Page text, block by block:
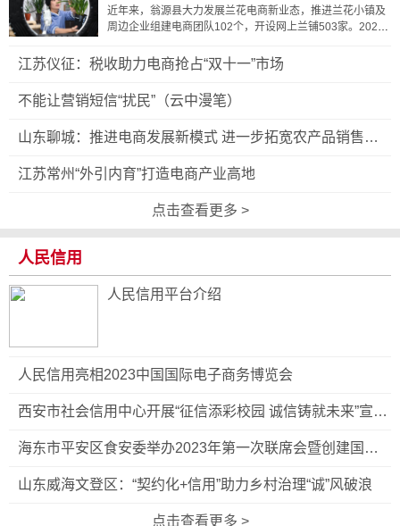
近年来，翁源县大力发展兰花电商新业态，推进兰花小镇及
周边企业组建电商团队102个，开设网上兰铺503家。2020
江苏仪征：税收助力电商抢占“双十一”市场
不能让营销短信“扰民”（云中漫笔）
山东聊城：推进电商发展新模式 进一步拓宽农产品销售渠
道
江苏常州“外引内育”打造电商产业高地
点击查看更多 >
人民信用
人民信用平台介绍
人民信用亮相2023中国国际电子商务博览会
西安市社会信用中心开展“征信添彩校园 诚信铸就未来”宣讲
进校园活动
海东市平安区食安委举办2023年第一次联席会暨创建国家
食品安全示范城市工作推进会
山东威海文登区：“契约化+信用”助力乡村治理“诚”风破浪
点击查看更多 >